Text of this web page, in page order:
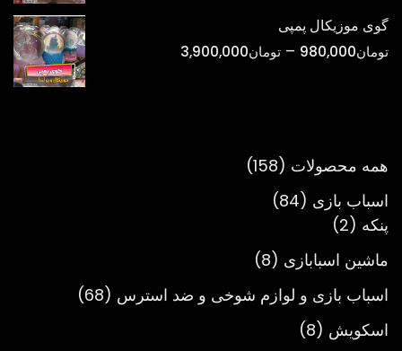
تومان900,000
گوی موزیکال پمپی
تومان980,000
– تومان3,900,000
همه محصولات
158
158
اسباب بازی 84
84
پنکه 2
2
محصول
ماشین اسبابازی 8
8
اسباب بازی و لوازم شوخی و ضد استرس 68
68
اسکویش 8
8